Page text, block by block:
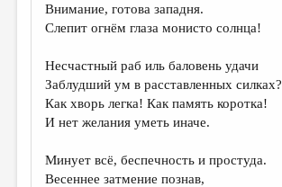
МАЛАЯ ПРОЗА
ЛИТЕРАТУРОВЕДЕНИЕ
КУЛЬТУРОВЕДЕНИЕ
РЕЦЕНЗИРОВАНИЕ
Внимание, готова западня.
Слепит огнём глаза монисто солнца!
Несчастный раб иль баловень удачи
Заблудший ум в расставленных силках?
Как хворь легка! Как память коротка!
И нет желания уметь иначе.
Минует всё, беспечность и простуда.
Весеннее затмение познав,